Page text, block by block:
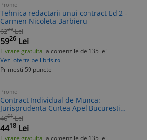
Promo
Tehnica redactarii unui contract Ed.2 -
Carmen-Nicoleta Barbieru
6238 Lei
5926 Lei
Livrare gratuita la comenzile de 135 lei
Vezi oferta pe libris.ro
Primesti 59 puncte
Promo
Contract Individual de Munca:
Jurisprudenta Curtea Apel Bucuresti
2014-2016, Lucia Uta, Virginia Filipescu,
Dreptul Muncii
4651 Lei
4418 Lei
Livrare gratuita la comenzile de 135 lei